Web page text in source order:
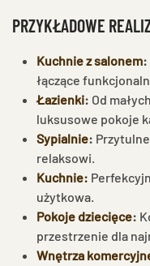
PRZYKŁADOWE
Kuchnie z salonem:
łączące
Łazienki: Od
luksusowe pokoje
Sypialnie:
relaksowi.
Kuchnie:
użytkowa.
Pokoje dziecięce:
przestrzenie dla
Wnętrza